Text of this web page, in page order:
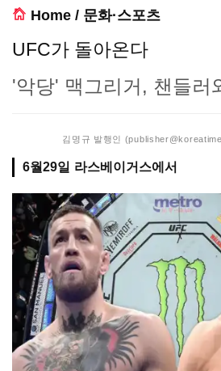
Home / 문화·스포츠
UFC가 돌아온다
'악당' 맥그리거, 챈들러
김명규 발행인
6월29일 라스베이거스에서